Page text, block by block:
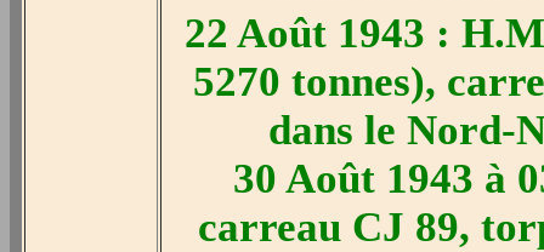
22 Août 1943 :
5270 tonnes),
dans le Nord-
30 Août 1943 à
carreau CJ 89,